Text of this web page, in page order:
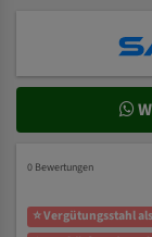
0 Bewertungen
⭐ Vergütungsstahl